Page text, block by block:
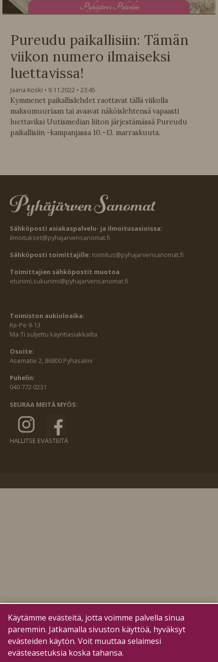
Pyhäjärvi Palvelee
Pureudu paikallisiin: Tämän
viikon numero ilmaiseksi
luettavissa!
Jaana Koski 9.11.2022
23:45
Kymmenet paikallislehdet raottavat tällä viikolla
maksumuuriaan tai avaavat näköislehtensä vapaasti
luettaviksi Uutismedian liiton järjestämässä Pureudu
paikallisiin -kampanjassa 10.–13. marraskuuta.
Sähköposti asiakaspalvelu- ja ilmoitusasioissa:
ilmoitukset@pyhajarvensanomat.fi
Sähköposti toimittajille: toimitus@pyhajarvensanomat.fi
Toimittajien sähköpostit muotoa
etunimi.sukunimi@pyhajarvensanomat.fi
Toimiston aukioloaika:
Ke-Pe 9-13
Ma-Ti suljettu käyntiasiakkailta
Osoite:
Asematie 2, 86800 Pyhäsalmi
Puhelin:
040 772 0231
SEURAA MEITÄ MYÖS:
HALLITSE EVÄSTEITÄ
Käytämme evästeitä, jotta voimme palvella sinua
paremmin. Jatkamalla sivuston käyttöä, hyväksyt
evästeiden käytön. Voit muuttaa selaimesi
evästeasetuksia koska tahansa.